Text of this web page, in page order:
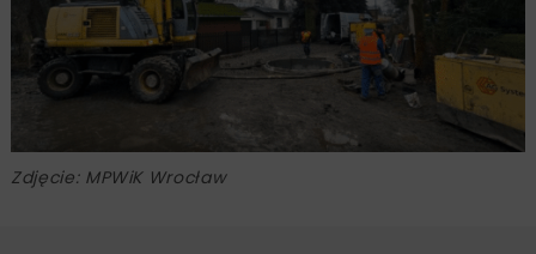
Zdjęcie: MPWiK Wrocław